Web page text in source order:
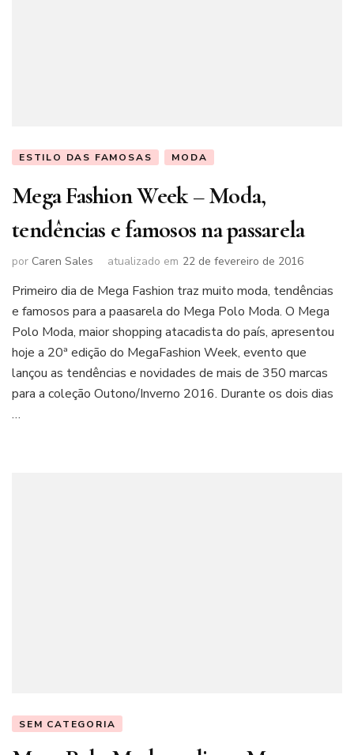
ESTILO DAS FAMOSAS MODA
Mega Fashion Week – Moda,
tendências e famosos na passarela
por Caren Sales atualizado em 22 de fevereiro de 2016
Primeiro dia de Mega Fashion traz muito moda, tendências
e famosos para a paasarela do Mega Polo Moda. O Mega
Polo Moda, maior shopping atacadista do país, apresentou
hoje a 20ª edição do MegaFashion Week, evento que
lançou as tendências e novidades de mais de 350 marcas
para a coleção Outono/Inverno 2016. Durante os dois dias
…
SEM CATEGORIA